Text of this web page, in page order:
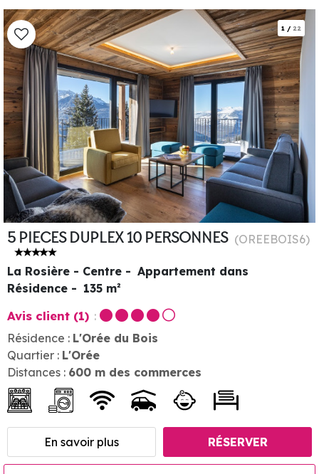
1 / 22
5 PIECES DUPLEX 10 PERSONNES (OREEBOIS6)
La Rosière - Centre
Appartement dans
Résidence
135 m²
Avis client (1)
Résidence : L'Orée du Bois
Quartier : L'Orée
Distances : 600 m des commerces
En savoir plus RÉSERVER